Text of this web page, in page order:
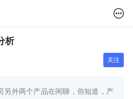
析
关注
另外两个产品在闲聊，你知道，产